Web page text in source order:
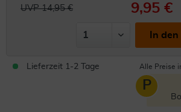
UVP 14,95 € 9,95 €
In
Lieferzeit 1-2 Tage Alle Preise
P